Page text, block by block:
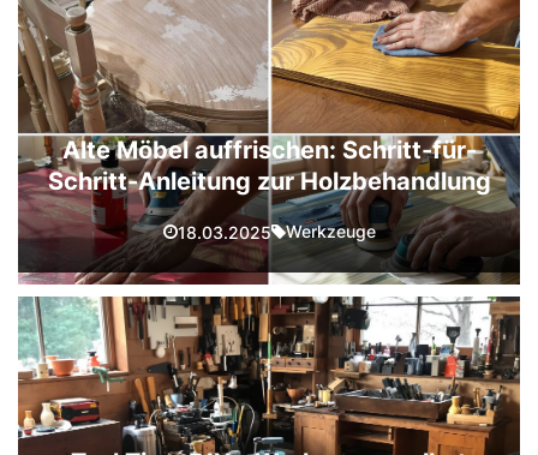
Alte Möbel auffrischen: Schritt-für-
Schritt-Anleitung zur Holzbehandlung
18.03.2025 Werkzeuge